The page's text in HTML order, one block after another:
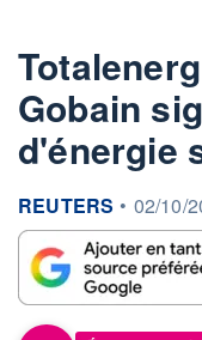
Gobain
d'énergie
information fournie
REUTERS • 02/10/